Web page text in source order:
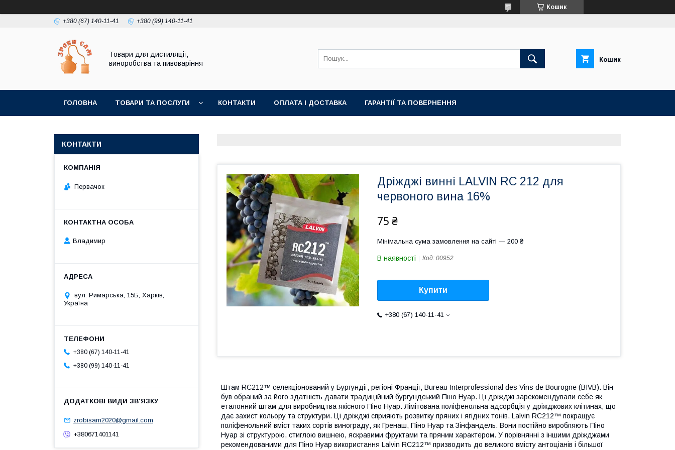
Кошик
+380 (67) 140-11-41 +380 (99) 140-11-41
Товари для дистиляції,
виноробства та пивоваріння
Кошик
ГОЛОВНА ТОВАРИ ТА ПОСЛУГИ КОНТАКТИ ОПЛАТА І ДОСТАВКА ГАРАНТІЇ ТА ПОВЕРНЕННЯ
Дріжджі винні LALVIN RC 212 для
червоного вина 16%
75 ₴
Мінімальна сума замовлення на сайті — 200 ₴
В наявності Код: 00952
Купити
+380 (67) 140-11-41
Штам RC212™ селекціонований у Бургундії, регіоні Франції, Bureau Interprofessional des Vins de Bourogne (BIVB). Він
був обраний за його здатність давати традиційний бургундський Піно Нуар. Ці дріжджі зарекомендували себе як
еталонний штам для виробництва якісного Піно Нуар. Лімітована поліфенольна адсорбція у дріжджових клітинах, що
дає захист кольору та структури. Ці дріжджі сприяють розвитку пряних і ягідних тонів. Lalvin RC212™ покращує
поліфенольний вміст таких сортів винограду, як Гренаш, Піно Нуар та Зінфандель. Вони постійно виробляють Піно
Нуар зі структурою, стиглою вишнею, яскравими фруктами та пряним характером. У порівнянні з іншими дріжджами
рекомендованими для Піно Нуар використання Lalvin RC212™ призводить до великого вмісту антоціанів і більшої
КОНТАКТИ
Первачок
Владимир
вул. Римарська, 15Б, Харків,
Україна
+380 (67) 140-11-41
+380 (99) 140-11-41
zrobisam2020@gmail.com
+380671401141